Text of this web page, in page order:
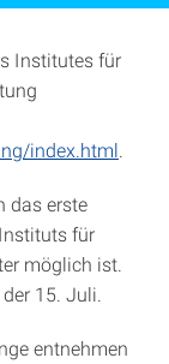
Institutes für
index.html
das erste
für
möglich ist.
15. Juli.
entnehmen